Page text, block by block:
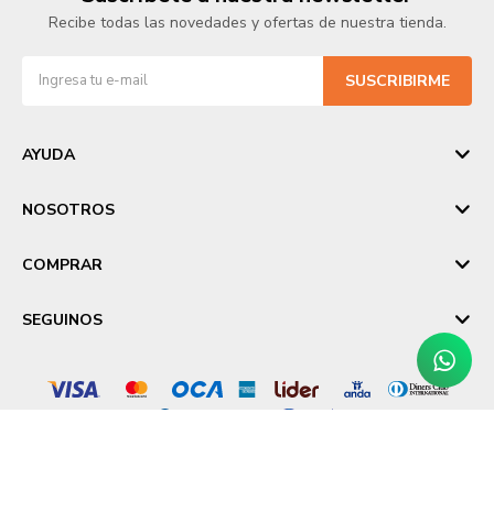
Recibe todas las novedades y ofertas de nuestra tienda.
SUSCRIBIRME
AYUDA
NOSOTROS
COMPRAR
SEGUINOS